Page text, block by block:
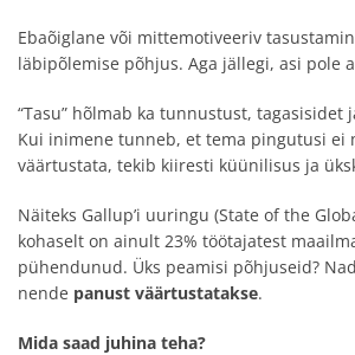
Ebaõiglane või mittemotiveeriv
läbipõlemise põhjus. Aga jällegi, asi pole
“Tasu” hõlmab ka tunnustust, tagasisidet
Kui inimene tunneb, et tema pingutusi ei
väärtustata, tekib kiiresti küünilisus ja
Näiteks Gallup’i uuringu (State of the
kohaselt on ainult 23% töötajatest
pühendunud. Üks peamisi põhjuseid?
nende panust väärtustatakse.
Mida saad juhina teha?